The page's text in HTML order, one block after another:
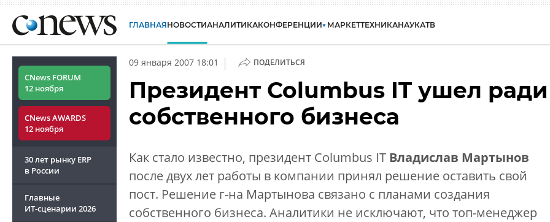
ГЛАВНАЯНОВОСТИАНАЛИТИКАКОНФЕРЕНЦИИ МАРКЕТТЕХНИКАНАУКАТВ
CNews FORUM
12 ноября
CNews AWARDS
12 ноября
30 лет рынку ERP
в России
Главные
ИТ-сценарии 2026
09 января 2007 18:01 | ПОДЕЛИТЬСЯ
Президент Columbus IT ушел ради
собственного бизнеса
Как стало известно, президент Columbus IT Владислав Мартынов
после двух лет работы в компании принял решение оставить свой
пост. Решение г-на Мартынова связано с планами создания
собственного бизнеса. Аналитики не исключают, что топ-менеджер